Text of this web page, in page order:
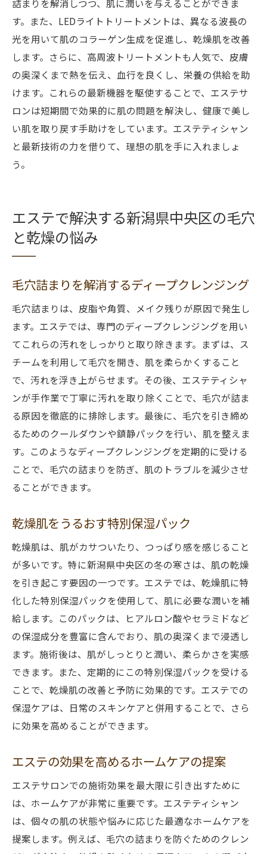
詰まりを解消しつつ、肌に潤いを与えることができま
す。また、LEDライトトリートメントは、異なる波長の
光を用いて肌のコラーゲン生成を促進し、乾燥肌を改善
します。さらに、高周波トリートメントも人気で、皮膚
の奥深くまで熱を伝え、血行を良くし、栄養の供給を助
けます。これらの最新機器を駆使することで、エステサ
ロンは短期間で効果的に肌の問題を解決し、健康で美し
い肌を取り戻す手助けをしています。エステティシャン
と最新技術の力を借りて、理想の肌を手に入れましょ
う。
エステで解決する新潟県中央区の毛穴
と乾燥の悩み
毛穴詰まりを解消するディープクレンジング
毛穴詰まりは、皮脂や角質、メイク残りが原因で発生し
ます。エステでは、専門のディープクレンジングを用い
てこれらの汚れをしっかりと取り除きます。まずは、ス
チームを利用して毛穴を開き、肌を柔らかくすること
で、汚れを浮き上がらせます。その後、エステティシャ
ンが手作業で丁寧に汚れを取り除くことで、毛穴が詰ま
る原因を徹底的に排除します。最後に、毛穴を引き締め
るためのクールダウンや鎮静パックを行い、肌を整えま
す。このようなディープクレンジングを定期的に受ける
ことで、毛穴の詰まりを防ぎ、肌のトラブルを減少させ
ることができます。
乾燥肌をうるおす特別保湿パック
乾燥肌は、肌がカサついたり、つっぱり感を感じること
が多いです。特に新潟県中央区の冬の寒さは、肌の乾燥
を引き起こす要因の一つです。エステでは、乾燥肌に特
化した特別保湿パックを使用して、肌に必要な潤いを補
給します。このパックは、ヒアルロン酸やセラミドなど
の保湿成分を豊富に含んでおり、肌の奥深くまで浸透し
ます。施術後は、肌がしっとりと潤い、柔らかさを実感
できます。また、定期的にこの特別保湿パックを受ける
ことで、乾燥肌の改善と予防に効果的です。エステでの
保湿ケアは、日常のスキンケアと併用することで、さら
に効果を高めることができます。
エステの効果を高めるホームケアの提案
エステサロンでの施術効果を最大限に引き出すために
は、ホームケアが非常に重要です。エステティシャン
は、個々の肌の状態や悩みに応じた最適なホームケアを
提案します。例えば、毛穴の詰まりを防ぐためのクレン